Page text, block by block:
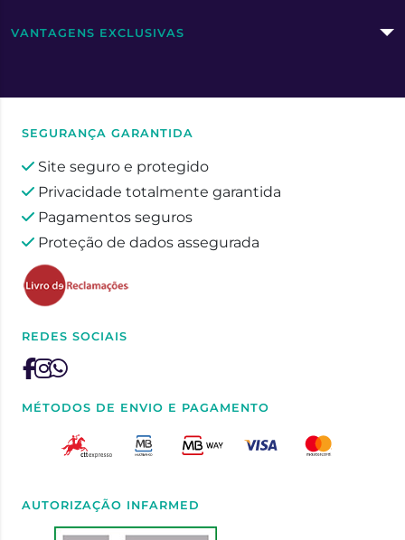
VANTAGENS EXCLUSIVAS
SEGURANÇA GARANTIDA
Site seguro e protegido
Privacidade totalmente garantida
Pagamentos seguros
Proteção de dados assegurada
REDES SOCIAIS
MÉTODOS DE ENVIO E PAGAMENTO
AUTORIZAÇÃO INFARMED